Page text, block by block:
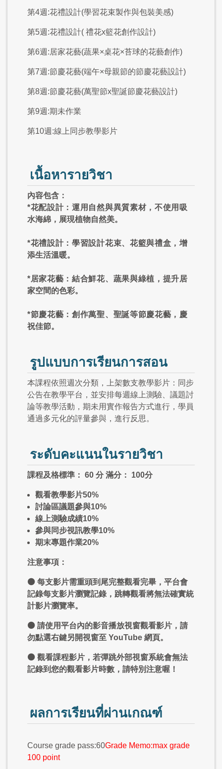
第4週:花禮設計(學習花束製作與包裝美感)
第5週:花禮設計( 禮花x籃花創作設計)
第6週:居家花藝(蔬果×桌花×苔球的花藝創作)
第7週:節慶花藝(端午×母親節的節慶花藝設計)
第8週:節慶花藝(萬聖節x聖誕節慶花藝設計)
第9週:期未作業
第10週:線上同步教學影片
เนื้อหารายวิชา
內容包含：
*花配設計：運用自然與異質素材，不使用吸
水海綿，展現植物自然美。
*花禮設計：學習設計花束、花籃與禮盒，增
添生活溫暖。
*居家花藝：結合鮮花、蔬果與綠植，提升居
家空間的色彩。
*節慶花藝：創作萬聖、聖誕等節慶花藝，慶
祝佳節。
รูปแบบการเรียนการสอน
本課程依照週次分類，上架數支教學影片：同步
公告在教學平台，並安排每週線上測驗、議題討
論等教學活動，期未用實作報告方式進行，學員
通過多元化的評量參與，進行反思。
ระดับคะแนนในรายวิชา
課程及格標準： 60 分 滿分： 100分
觀看教學影片50%
討論區議題參與10%
線上測驗成績10%
參與同步視訊教學10%
期末專題作業20%
注意事項：
⚫ 每支影片需重頭到尾完整觀看完畢，平台會
記錄每支影片瀏覽記錄，跳轉觀看將無法確實統
計影片瀏覽率。
⚫ 請使用平台內的影音播放視窗觀看影片，請
勿點選右鍵另開視窗至 YouTube 網頁。
⚫ 觀看課程影片，若彈跳外部視窗系統會無法
記錄到您的觀看影片時數，請特別注意喔！
ผลการเรียนที่ผ่านเกณฑ์
Course grade pass:60Grade Memo:max grade
100 point